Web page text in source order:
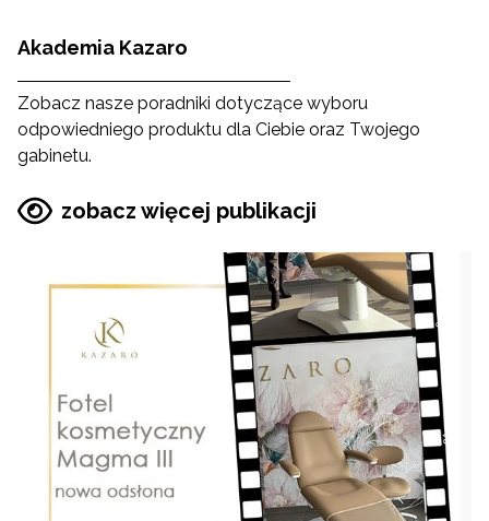
Akademia Kazaro
Zobacz nasze poradniki dotyczące wyboru
odpowiedniego produktu dla Ciebie oraz Twojego
gabinetu.
zobacz więcej publikacji